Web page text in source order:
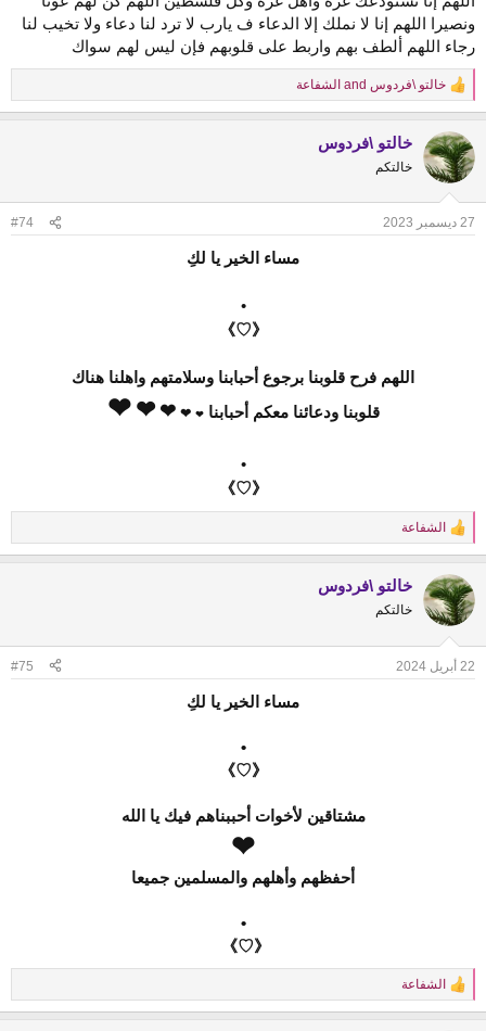
ونصيرا اللهم إنا لا نملك إلا الدعاء ف يارب لا ترد لنا دعاء ولا تخيب لنا
رجاء اللهم ألطف بهم واربط على قلوبهم فإن ليس لهم سواك
R
e
c
t
i
s
خالتو \فردوس الشفاعة
خالتو \فردوس
خالتكم
27 ديسمبر 2023 #74
مساء الخير يا لكِ
•
《♡》
اللهم فرح قلوبنا برجوع أحبابنا وسلامتهم واهلنا هناك
قلوبنا ودعائنا معكم أحبابنا❤
❤
❤
❤
❤
•
《♡》
R
e
c
t
i
s
الشفاعة
خالتو \فردوس
خالتكم
22 أبريل 2024 #75
مساء الخير يا لكِ
•
《♡》
مشتاقين لأخوات أحببناهم فيك يا الله
❤
أحفظهم وأهلهم والمسلمين جميعا
•
《♡》
R
e
الشفاعة